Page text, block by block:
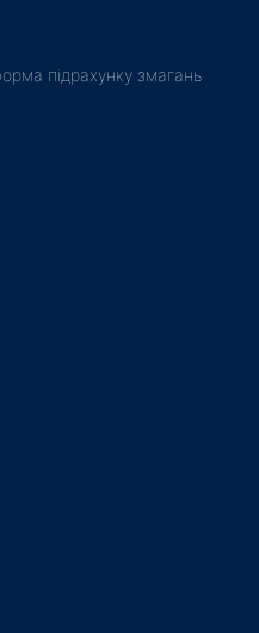
підрахунку змагань